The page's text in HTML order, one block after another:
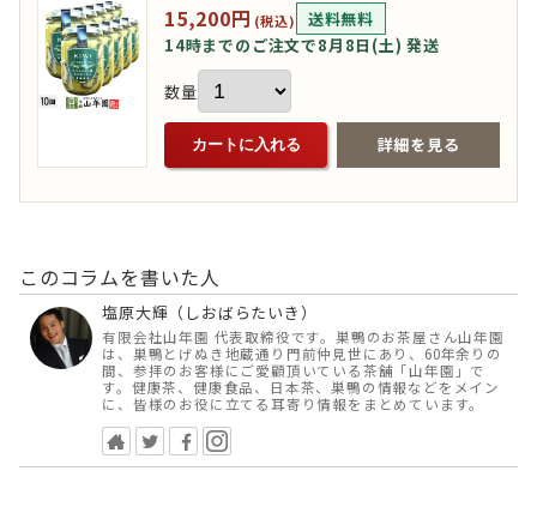
15,200円 (税込)
送料無料
14時までのご注文で8月8日(土) 発送
数量
カートに入れる 詳細を見る
このコラムを書いた人
塩原大輝（しおばらたいき）
有限会社山年園 代表取締役です。巣鴨のお茶屋さん山年園
は、巣鴨とげぬき地蔵通り門前仲見世にあり、60年余りの
間、参拝のお客様にご愛顧頂いている茶舗「山年園」で
す。健康茶、健康食品、日本茶、巣鴨の情報などをメイン
に、皆様のお役に立てる耳寄り情報をまとめています。